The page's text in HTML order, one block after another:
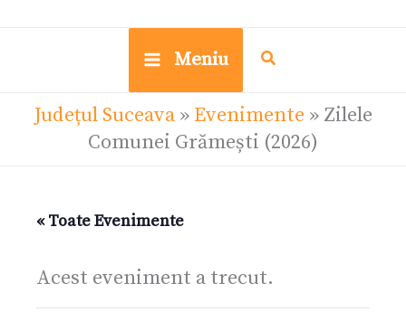
Meniu
Județul Suceava» Evenimente » Zilele
Comunei Grămești (2026)
« Toate Evenimente
Acest eveniment a trecut.